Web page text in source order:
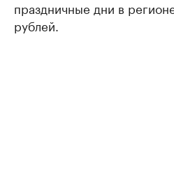
праздничные дни в
рублей.